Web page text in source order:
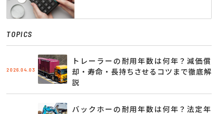
TOPICS
2026.04.03
トレーラーの耐用年数は何年？減価償
却・寿命・長持ちさせるコツまで徹底解
説
バックホーの耐用年数は何年？法定年